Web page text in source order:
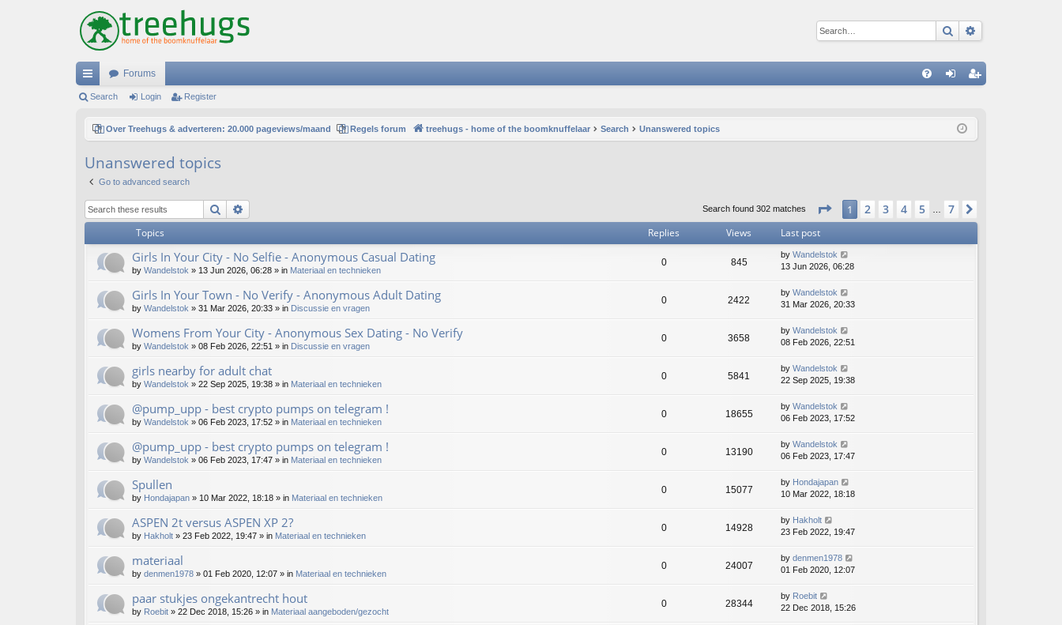
Search
ui
ks
Forums
ist
Search Login Register
Over Treehugs & adverteren: 20.000 pageviews/maand Regels forum treehugs - home of the boomknuffelaar Search Unanswered topics
Unanswered topics
Go to advanced search
Search Search found 302 matches Page 1of7
1 2 3 4 5 … 7
Topics Replies Views Last post
Girls In Your City - No Selfie - Anonymous Casual Dating
by Wandelstok » 13 Jun 2026, 06:28 » in Materiaal en technieken
0 845
by Wandelstok
13 Jun 2026, 06:28
Girls In Your Town - No Verify - Anonymous Adult Dating
by Wandelstok » 31 Mar 2026, 20:33 » in Discussie en vragen
0 2422
by Wandelstok
31 Mar 2026, 20:33
Womens From Your City - Anonymous Sex Dating - No Verify
by Wandelstok » 08 Feb 2026, 22:51 » in Discussie en vragen
0 3658
by Wandelstok
08 Feb 2026, 22:51
girls nearby for adult chat
by Wandelstok » 22 Sep 2025, 19:38 » in Materiaal en technieken
0 5841
by Wandelstok
22 Sep 2025, 19:38
@pump_upp - best crypto pumps on telegram !
by Wandelstok » 06 Feb 2023, 17:52 » in Materiaal en technieken
0 18655
by Wandelstok
06 Feb 2023, 17:52
@pump_upp - best crypto pumps on telegram !
by Wandelstok » 06 Feb 2023, 17:47 » in Materiaal en technieken
0 13190
by Wandelstok
06 Feb 2023, 17:47
Spullen
by Hondajapan » 10 Mar 2022, 18:18 » in Materiaal en technieken
0 15077
by Hondajapan
10 Mar 2022, 18:18
ASPEN 2t versus ASPEN XP 2?
by Hakholt » 23 Feb 2022, 19:47 » in Materiaal en technieken
0 14928
by Hakholt
23 Feb 2022, 19:47
materiaal
by denmen1978 » 01 Feb 2020, 12:07 » in Materiaal en technieken
0 24007
by denmen1978
01 Feb 2020, 12:07
paar stukjes ongekantrecht hout
by Roebit » 22 Dec 2018, 15:26 » in Materiaal aangeboden/gezocht
0 28344
by Roebit
22 Dec 2018, 15:26